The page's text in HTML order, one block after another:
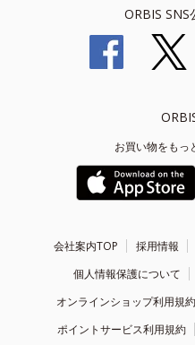
ORBIS SNS
お買い物をもっ
会社案内TOP 採用情報
個人情報保護について
オンラインショップ利用規約
ポイントサービス利用規約